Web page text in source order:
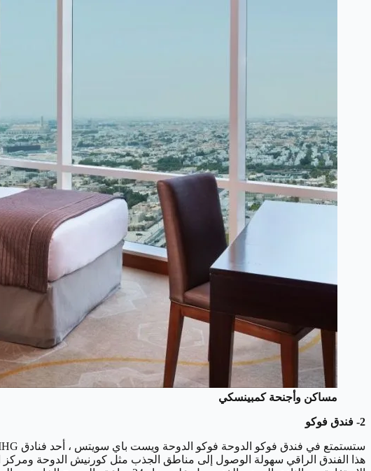
مساكن وأجنحة كمبينسكي
2- فندق فوكو
هذا الفندق الراقي سهولة الوصول إلى مناطق الجذب مثل كورنيش الدوحة ومركز